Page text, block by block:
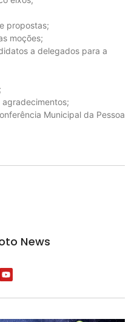
propostas;
moções;
a delegados para a
agradecimentos;
Municipal da Pessoa
News